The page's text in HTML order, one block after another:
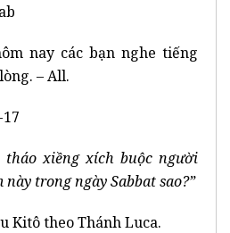
nay các bạn nghe tiếng
– All.
tháo xiềng xích buộc người
trong ngày Sabbat sao?”
Kitô theo Thánh Luca.